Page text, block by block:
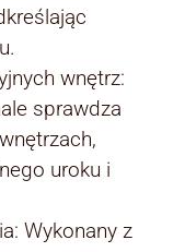
wnętrz:
sprawdza
uroku i
Wykonany z